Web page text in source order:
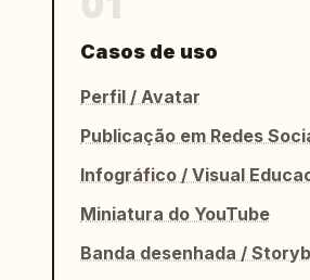
Casos de uso
Perfil / Avatar
Publicação em Redes
Infográfico / Visual
Miniatura do YouTube
Banda desenhada /